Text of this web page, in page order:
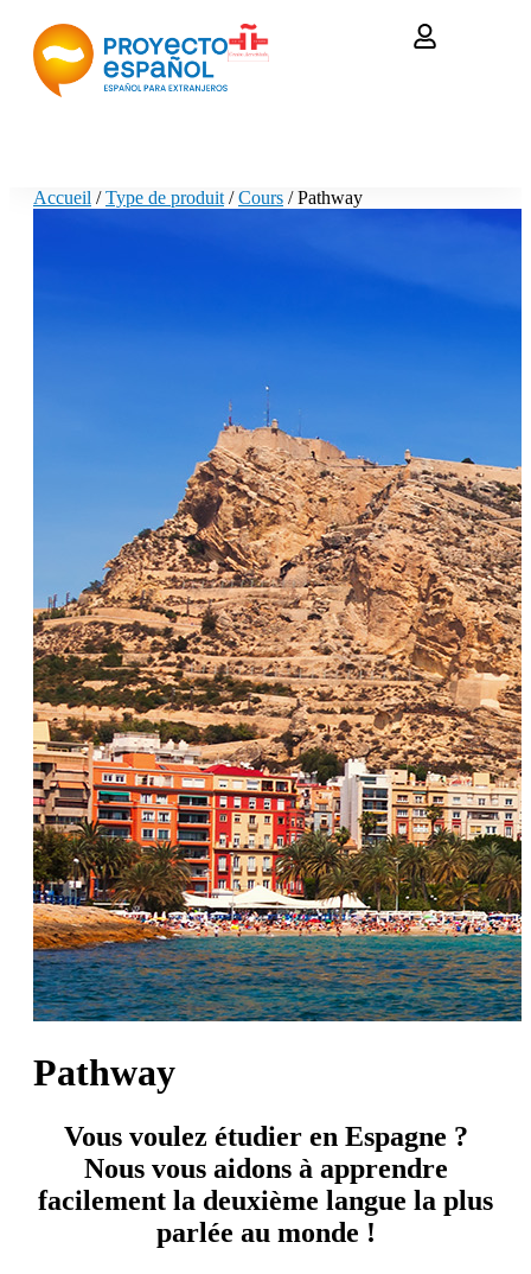
Accueil /Type de produit /Cours / Pathway
Pathway
Vous voulez étudier en Espagne ?
Nous vous aidons à apprendre
facilement la deuxième langue la plus
parlée au monde !